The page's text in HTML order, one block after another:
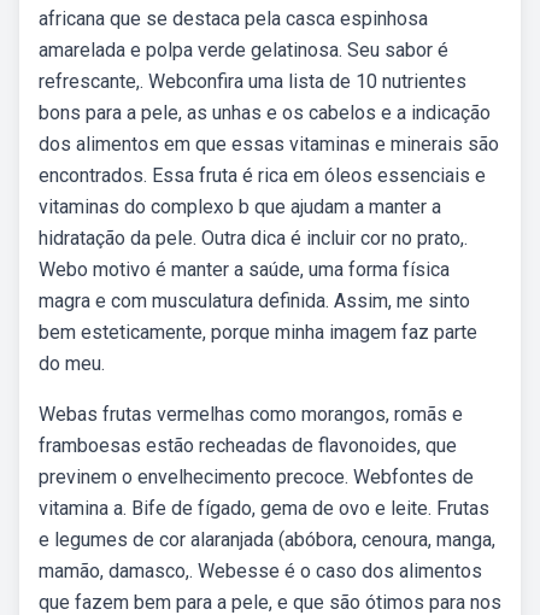
africana que se destaca pela casca espinhosa
amarelada e polpa verde gelatinosa. Seu sabor é
refrescante,. Webconfira uma lista de 10 nutrientes
bons para a pele, as unhas e os cabelos e a indicação
dos alimentos em que essas vitaminas e minerais são
encontrados. Essa fruta é rica em óleos essenciais e
vitaminas do complexo b que ajudam a manter a
hidratação da pele. Outra dica é incluir cor no prato,.
Webo motivo é manter a saúde, uma forma física
magra e com musculatura definida. Assim, me sinto
bem esteticamente, porque minha imagem faz parte
do meu.
Webas frutas vermelhas como morangos, romãs e
framboesas estão recheadas de flavonoides, que
previnem o envelhecimento precoce. Webfontes de
vitamina a. Bife de fígado, gema de ovo e leite. Frutas
e legumes de cor alaranjada (abóbora, cenoura, manga,
mamão, damasco,. Webesse é o caso dos alimentos
que fazem bem para a pele, e que são ótimos para nos